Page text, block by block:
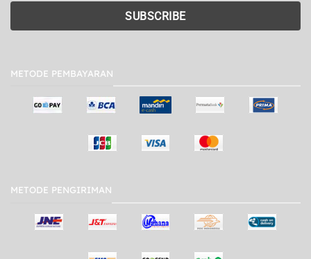
METODE PEMBAYARAN
METODE PENGIRIMAN